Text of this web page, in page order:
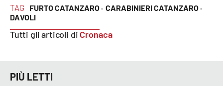
Parchi Marini Calabria
Leggendo Alvaro insieme
TAG FURTO CATANZARO · CARABINIERI CATANZARO ·
DAVOLI
Tutti gli articoli di Cronaca
PIÙ LETTI